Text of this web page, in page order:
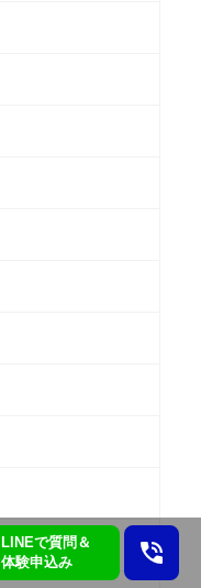
LINEで質問＆
体験申込み